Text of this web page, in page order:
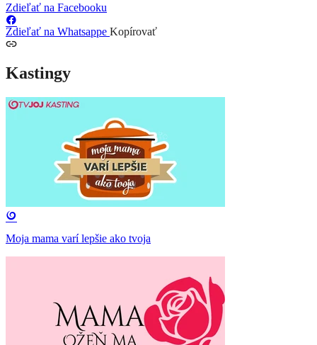
Zdieľať na Facebooku
Zdieľať na Whatsappe Kopírovať
Kastingy
Moja mama varí lepšie ako tvoja